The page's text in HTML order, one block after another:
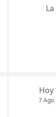
Hoy
7 Ago